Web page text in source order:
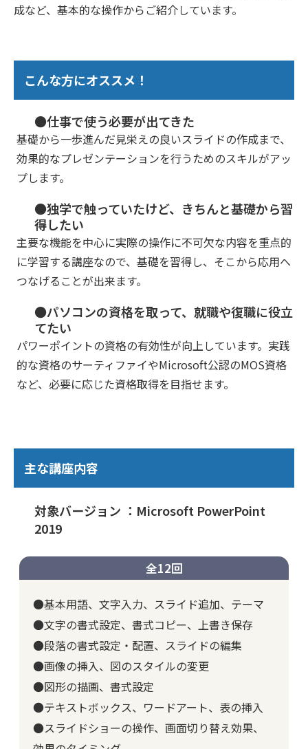
成など、基本的な操作からご紹介しています。
こんな方にオススメ！
●仕事で使う必要が出てきた
基礎から一歩進んだ見栄えの良いスライドの作成まで、
効果的なプレゼンテーションを行うためのスキルがアッ
プします。
●独学で触っていたけど、きちんと基礎から習
得したい
主要な機能を中心に実際の操作に不可欠な内容を重点的
に学習する講座なので、基礎を習得し、そこから応用へ
つなげることが出来ます。
●パソコンの資格を取って、就職や復職に役立
てたい
パワーポイントの資格の有効性が向上しています。実践
的な資格のサーティファイやMicrosoft公認のMOS資格
など、必要に応じた資格取得を目指せます。
主な講座内容
対象バージョン ：Microsoft PowerPoint
2019
全12回
●基本用語、文字入力、スライド追加、テーマ
●文字の書式設定、書式コピー、上書き保存
●段落の書式設定・配置、スライドの編集
●画像の挿入、図のスタイルの変更
●図形の描画、書式設定
●テキストボックス、ワードアート、表の挿入
●スライドショーの操作、画面切り替え効果、